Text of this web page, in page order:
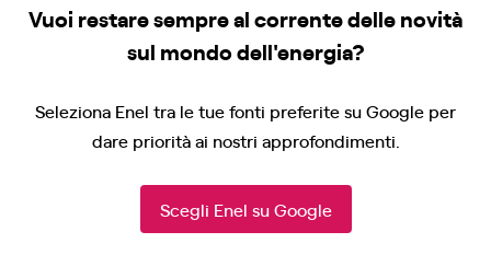
Vuoi restare sempre al corrente delle novità
sul mondo dell'energia?
Seleziona Enel tra le tue fonti preferite su Google per
dare priorità ai nostri approfondimenti.
Scegli Enel su Google